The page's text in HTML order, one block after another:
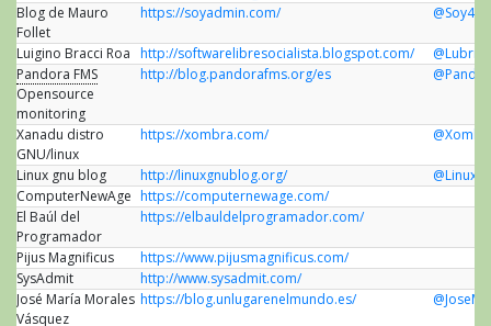
Blog de Mauro
Follet
https://soyadmin.com/
Luigino Bracci Roa http://softwarelibresocialista.blogspot.com/
@Lubrio
Pandora FMS
Opensource
monitoring
http://blog.pandorafms.org/es
Xanadu distro
GNU/linux
https://xombra.com/
Linux gnu blog http://linuxgnublog.org/
ComputerNewAge https://computernewage.com/
El Baúl del
Programador
https://elbauldelprogramador.com/
Pijus Magnificus
https://www.pijusmagnificus.com/
SysAdmit
http://www.sysadmit.com/
José María Morales
Vásquez
https://blog.unlugarenelmundo.es/